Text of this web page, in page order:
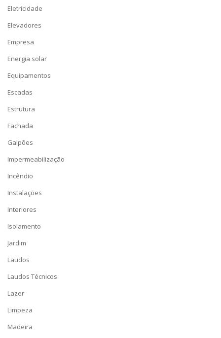
Eletricidade
Elevadores
Empresa
Energia solar
Equipamentos
Escadas
Estrutura
Fachada
Galpões
Impermeabilização
Incêndio
Instalações
Interiores
Isolamento
Jardim
Laudos
Laudos Técnicos
Lazer
Limpeza
Madeira